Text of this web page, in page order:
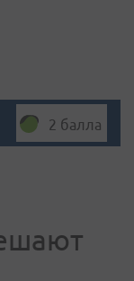
2 балла